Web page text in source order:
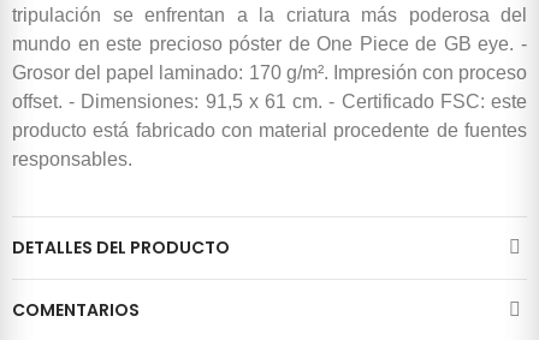
tripulación se enfrentan a la criatura más poderosa del
mundo en este precioso póster de One Piece de GB eye. -
Grosor del papel laminado: 170 g/m². Impresión con proceso
offset. - Dimensiones: 91,5 x 61 cm. - Certificado FSC: este
producto está fabricado con material procedente de fuentes
responsables.
DETALLES DEL PRODUCTO
COMENTARIOS